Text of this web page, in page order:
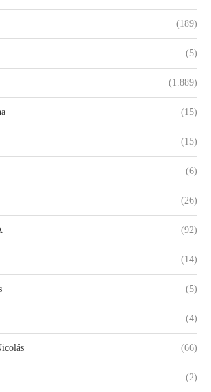
(189)
(5)
(1.889)
(15)
(15)
(6)
(26)
(92)
(14)
(5)
(4)
(66)
(2)